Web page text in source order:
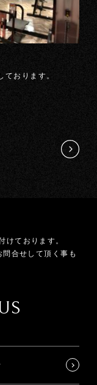
おります。
けております。
合せして頂く事も